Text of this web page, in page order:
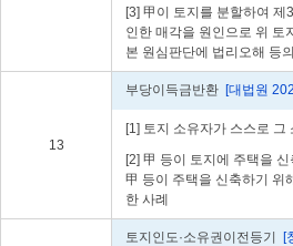
[3] 甲이 토지를 분할하여
인한 매각을 원인으로 위 토
본 원심판단에 법리오해 등
13
부당이득금반환 [대법원
[1] 토지 소유자가 스스로
[2] 甲 등이 토지에 주택을
甲 등이 주택을 신축하기 위
한 사례
토지인도·소유권이전등기 [